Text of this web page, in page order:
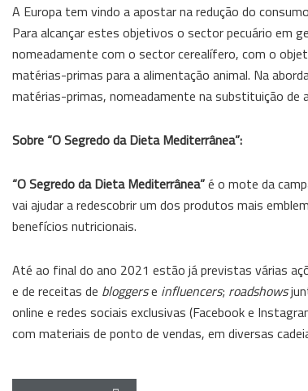
A Europa tem vindo a apostar na redução do
Para alcançar estes objetivos o sector pecuário em
nomeadamente com o sector cerealífero, com o
matérias-primas para a alimentação animal. Na
matérias-primas, nomeadamente na substituição
Sobre “O Segredo da Dieta Mediterrânea”:
“O Segredo da Dieta Mediterrânea”é o mote da
vai ajudar a redescobrir um dos produtos mais
benefícios nutricionais.
Até ao final do ano 2021 estão já previstas várias
e de receitas de bloggerse influencers; roadshows
online e redes sociais exclusivas (Facebook e
com materiais de ponto de vendas, em diversas